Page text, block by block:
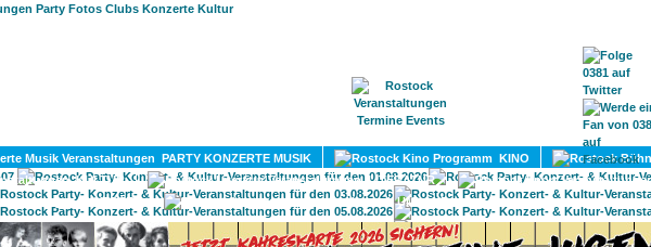
KONTAKT
PARTY KONZERTE MUSIK KINO
KULTUR
LITERATUR
DIVERSES
UMLAND